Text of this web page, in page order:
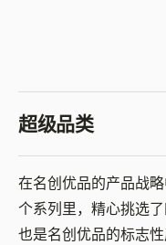
超级品类
在名创优品的产品战
个系列里，精心挑选
也是名创优品的标志